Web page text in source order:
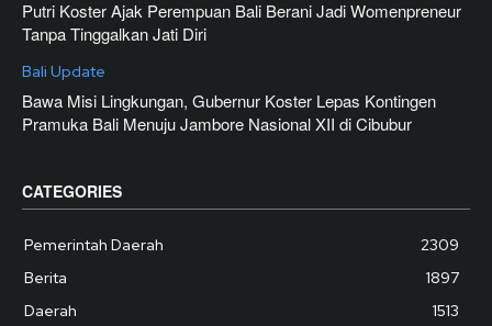
Putri Koster Ajak Perempuan Bali Berani Jadi Womenpreneur
Tanpa Tinggalkan Jati Diri
Bali Update
Bawa Misi Lingkungan, Gubernur Koster Lepas Kontingen
Pramuka Bali Menuju Jambore Nasional XII di Cibubur
CATEGORIES
Pemerintah Daerah
2309
Berita
1897
Daerah
1513